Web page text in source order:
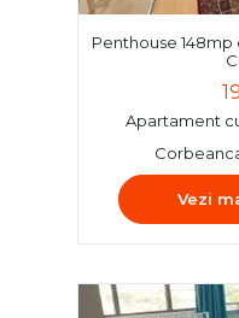
Penthouse 148mp
Apartament
Vezi